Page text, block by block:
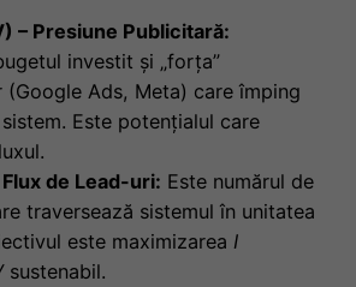
– Presiune Publicitară:
investit și „forța”
Ads, Meta) care împing
Este potențialul care
de Lead-uri: Este numărul de
traversează sistemul în unitatea
este maximizarea I
sustenabil.